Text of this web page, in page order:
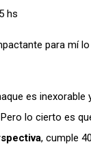
hs
para mí
es inexorable
lo cierto es
, cumple